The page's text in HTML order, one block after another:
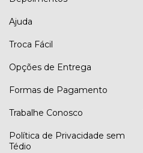
Ajuda
Troca Fácil
Opções de Entrega
Formas de Pagamento
Trabalhe Conosco
Política de Privacidade sem
Tédio